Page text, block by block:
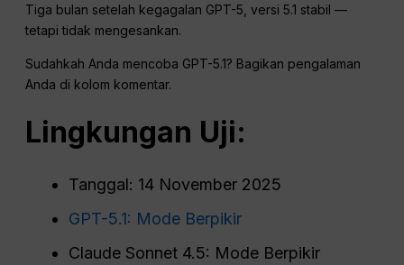
Tiga bulan setelah kegagalan GPT-5, versi 5.1 stabil —
tetapi tidak mengesankan.
Sudahkah Anda mencoba GPT-5.1? Bagikan pengalaman
Anda di kolom komentar.
Lingkungan Uji:
Tanggal: 14 November 2025
GPT-5.1: Mode Berpikir
Claude Sonnet 4.5: Mode Berpikir